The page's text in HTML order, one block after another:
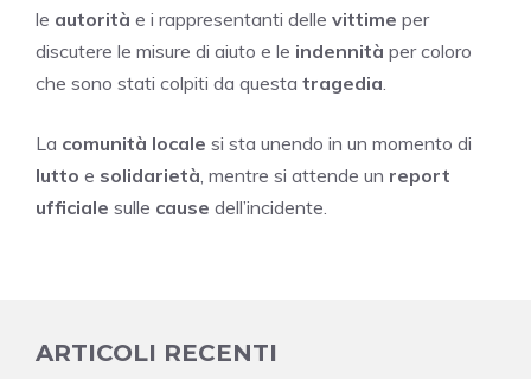
le autorità e i rappresentanti delle vittime per
discutere le misure di aiuto e le indennità per coloro
che sono stati colpiti da questa tragedia
La comunità locale si sta unendo in un momento di
lutto e solidarietà , mentre si attende un report
ufficiale sulle cause dell’incidente.
ARTICOLI RECENTI